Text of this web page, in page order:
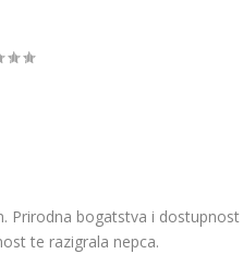
Prirodna bogatstva i dostupnost
te razigrala nepca.